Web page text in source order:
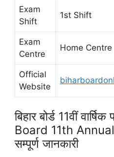
Exam
Shift
1st Shift
Exam
Centre
Home Centre
Official
Website
बिहार बोर्ड 11वीं
Board 11th
सम्पूर्ण जानकारी